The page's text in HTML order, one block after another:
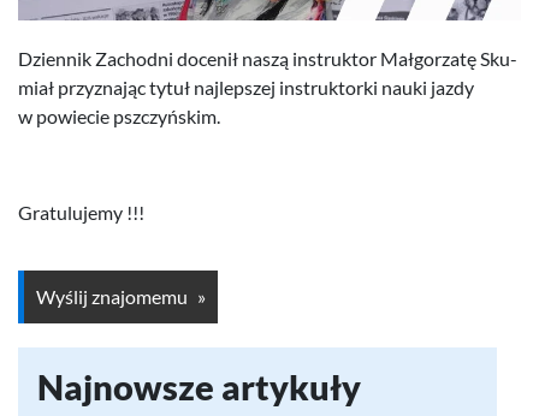
Dzi­en­nik Zachodni docenił naszą instruk­tor Mał­gorzatę Sku­
miał przyz­na­jąc tytuł najlep­szej instruk­torki nauki jazdy
w powiecie pszczyńskim.
Grat­u­lu­jemy !!!
Wyślij znajomemu
Najnowsze artykuły